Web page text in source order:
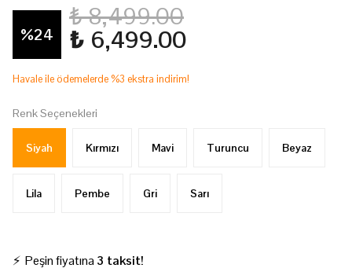
%24
₺ 8,499.00
₺ 6,499.00
Havale ile ödemelerde %3 ekstra indirim!
Renk Seçenekleri
Siyah Kırmızı Mavi Turuncu Beyaz
Lila Pembe Gri Sarı
⚡ Peşin fiyatına 3 taksit!